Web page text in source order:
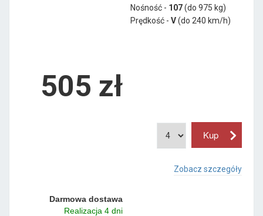
Nośność - 107(do 975 kg)
Prędkość - V(do 240 km/h)
505 zł
Zobacz szczegóły
Darmowa dostawa
Realizacja 4 dni